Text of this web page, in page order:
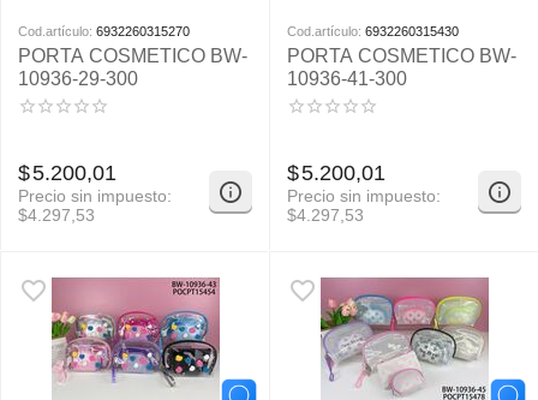
Cod.artículo: 6932260315270
PORTA COSMETICO BW-
10936-29-300
$5.200,01
Precio sin impuesto:
$4.297,53
Cod.artículo: 6932260315430
PORTA COSMETICO BW-
10936-41-300
$5.200,01
Precio sin impuesto:
$4.297,53